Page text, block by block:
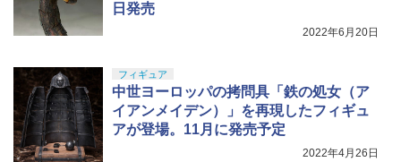
日発売
2022年6月20日
フィギュア
中世ヨーロッパの拷問具「鉄の処女（ア
イアンメイデン）」を再現したフィギュ
アが登場。11月に発売予定
2022年4月26日